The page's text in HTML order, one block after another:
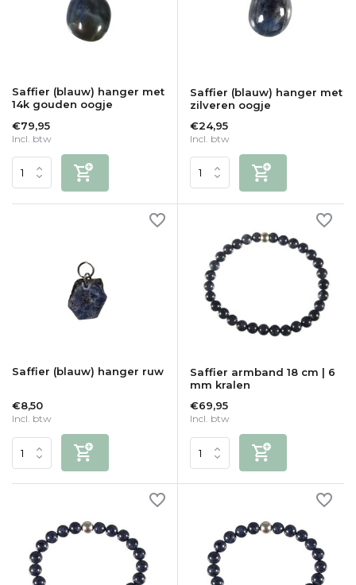
Saffier (blauw) hanger met
14k gouden oogje
€79,95
Incl. btw
Saffier (blauw) hanger met
zilveren oogje
€24,95
Incl. btw
Saffier (blauw) hanger ruw
€8,50
Incl. btw
Saffier armband 18 cm | 6
mm kralen
€69,95
Incl. btw